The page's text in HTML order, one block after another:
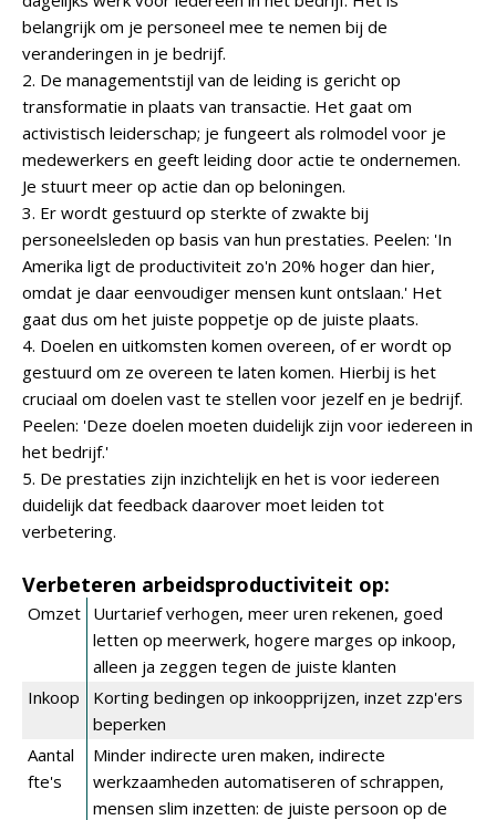
belangrijk om je personeel mee te nemen bij de
veranderingen in je bedrijf.
2. De managementstijl van de leiding is gericht op
transformatie in plaats van transactie. Het gaat om
activistisch leiderschap; je fungeert als rolmodel voor je
medewerkers en geeft leiding door actie te ondernemen.
Je stuurt meer op actie dan op beloningen.
3. Er wordt gestuurd op sterkte of zwakte bij
personeelsleden op basis van hun prestaties. Peelen: 'In
Amerika ligt de productiviteit zo'n 20% hoger dan hier,
omdat je daar eenvoudiger mensen kunt ontslaan.' Het
gaat dus om het juiste poppetje op de juiste plaats.
4. Doelen en uitkomsten komen overeen, of er wordt op
gestuurd om ze overeen te laten komen. Hierbij is het
cruciaal om doelen vast te stellen voor jezelf en je bedrijf.
Peelen: 'Deze doelen moeten duidelijk zijn voor iedereen in
het bedrijf.'
5. De prestaties zijn inzichtelijk en het is voor iedereen
duidelijk dat feedback daarover moet leiden tot
verbetering.
Verbeteren arbeidsproductiviteit op:
Omzet Uurtarief verhogen, meer uren rekenen, goed
letten op meerwerk, hogere marges op inkoop,
alleen ja zeggen tegen de juiste klanten
Inkoop
Korting bedingen op inkoopprijzen, inzet zzp'ers
beperken
Aantal
fte's
Minder indirecte uren maken, indirecte
werkzaamheden automatiseren of schrappen,
mensen slim inzetten: de juiste persoon op de